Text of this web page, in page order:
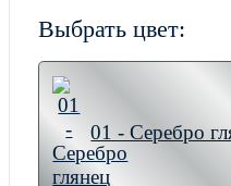
Выбрать цвет:
01 - Серебро